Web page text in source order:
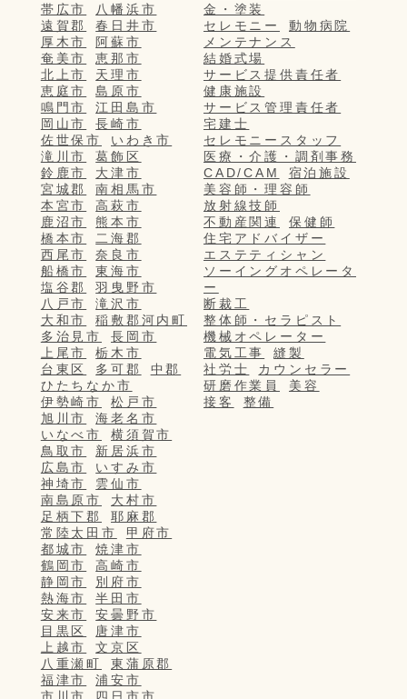
帯広市
八幡浜市
遠賀郡
春日井市
厚木市
阿蘇市
奄美市
恵那市
北上市
天理市
恵庭市
島原市
鳴門市
江田島市
岡山市
長崎市
佐世保市
いわき市
滝川市
葛飾区
鈴鹿市
大津市
宮城郡
南相馬市
本宮市
高萩市
鹿沼市
熊本市
橋本市
二海郡
西尾市
奈良市
船橋市
東海市
塩谷郡
羽曳野市
八戸市
滝沢市
大和市
稲敷郡河内町
多治見市
長岡市
上尾市
栃木市
台東区
多可郡
中郡
ひたちなか市
伊勢崎市
松戸市
旭川市
海老名市
いなべ市
横須賀市
鳥取市
新居浜市
広島市
いすみ市
神埼市
雲仙市
南島原市
大村市
足柄下郡
耶麻郡
常陸太田市
甲府市
都城市
焼津市
鶴岡市
高崎市
静岡市
別府市
熱海市
半田市
安来市
安曇野市
目黒区
唐津市
上越市
文京区
八重瀬町
東蒲原郡
福津市
浦安市
市川市
四日市市
金・塗装
セレモニー
動物病院
メンテナンス
結婚式場
サービス提供責任者
健康施設
サービス管理責任者
宅建士
セレモニースタッフ
医療・介護・調剤事務
CAD/CAM
宿泊施設
美容師・理容師
放射線技師
不動産関連
保健師
住宅アドバイザー
エステティシャン
ソーイングオペレータ
ー
断裁工
整体師・セラピスト
機械オペレーター
電気工事
縫製
社労士
カウンセラー
研磨作業員
美容
接客
整備